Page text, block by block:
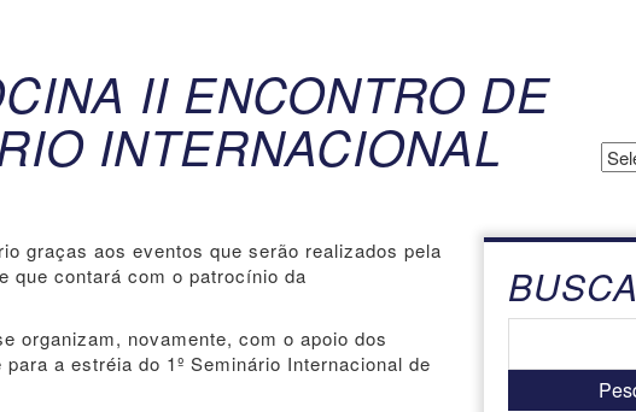
II ENCONTRO DE
INTERNACIONAL
graças aos eventos que serão realizados pela
que contará com o patrocínio da
organizam, novamente, com o apoio dos
a estréia do 1º Seminário Internacional de
BUSCA